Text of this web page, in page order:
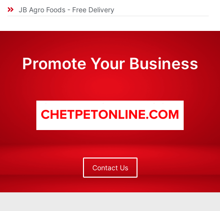
JB Agro Foods - Free Delivery
Promote Your Business
Contact Us